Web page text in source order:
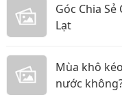
Góc Chia
Lạt
Mùa khô
nước